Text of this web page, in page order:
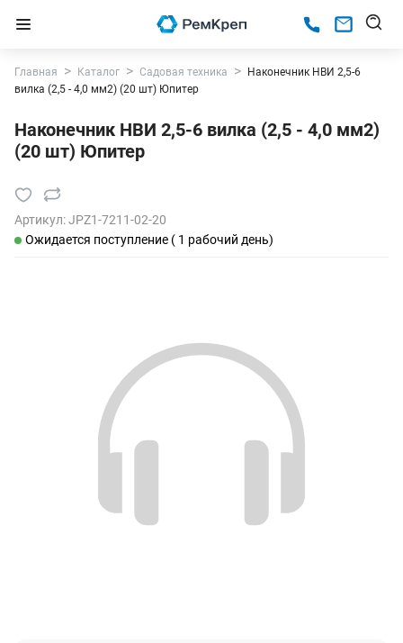
Главная Каталог Садовая техника
Наконечник НВИ 2,5-6
вилка (2,5 - 4,0 мм2) (20 шт) Юпитер
Наконечник НВИ 2,5-6 вилка (2,5 - 4,0 мм2)
(20 шт) Юпитер
Артикул:JPZ1-7211-02-20
Ожидается поступление ( 1 рабочий день)